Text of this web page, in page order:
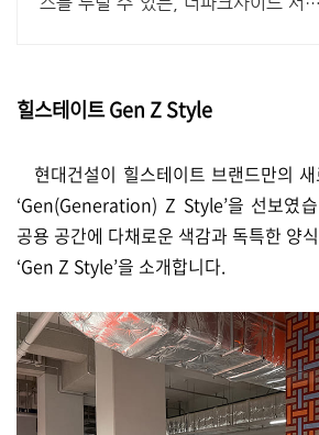
힐스테이트 Gen Z Style
현대건설이 힐스테이트 브랜드만의
‘Gen(Generation) Z Style’을 선보였
공용 공간에 다채로운 색감과 독특한 양
‘Gen Z Style’을 소개합니다.